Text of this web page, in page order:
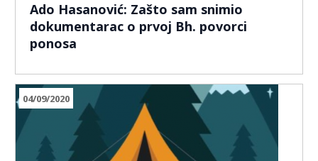
Ado Hasanović: Zašto sam snimio
dokumentarac o prvoj Bh. povorci
ponosa
04/09/2020